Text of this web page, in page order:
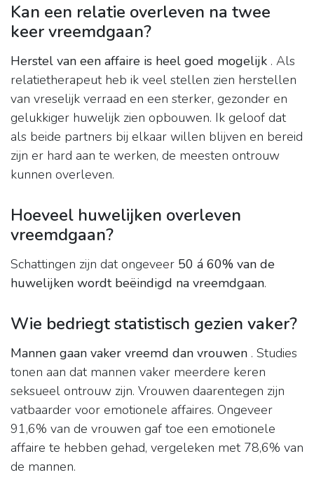
Kan een relatie overleven na twee
keer vreemdgaan?
Herstel van een affaire is heel goed mogelijk . Als
relatietherapeut heb ik veel stellen zien herstellen
van vreselijk verraad en een sterker, gezonder en
gelukkiger huwelijk zien opbouwen. Ik geloof dat
als beide partners bij elkaar willen blijven en bereid
zijn er hard aan te werken, de meesten ontrouw
kunnen overleven.
Hoeveel huwelijken overleven
vreemdgaan?
Schattingen zijn dat ongeveer 50 á 60% van de
huwelijken wordt beëindigd na vreemdgaan.
Wie bedriegt statistisch gezien vaker?
Mannen gaan vaker vreemd dan vrouwen . Studies
tonen aan dat mannen vaker meerdere keren
seksueel ontrouw zijn. Vrouwen daarentegen zijn
vatbaarder voor emotionele affaires. Ongeveer
91,6% van de vrouwen gaf toe een emotionele
affaire te hebben gehad, vergeleken met 78,6% van
de mannen.